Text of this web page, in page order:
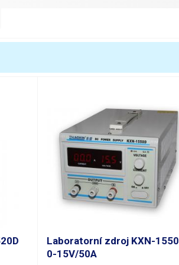
Laboratorní zdroj KXN-
0-15V/50A